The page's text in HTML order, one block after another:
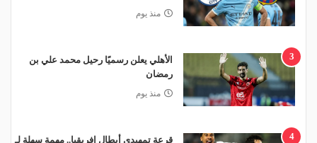
منذ يوم
3
الأهلي يعلن رسميًا رحيل محمد علي بن
رمضان
منذ يوم
4
قرعة تمهيدي أبطال إفريقيا.. مهمة سهلة لـ